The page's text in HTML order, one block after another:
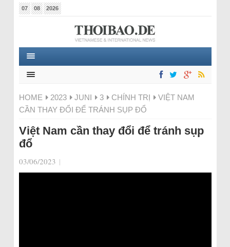
07 08 2026
HOME 2023 JUNI 3 CHÍNH TRỊ
VIỆT NAM
CẦN THAY ĐỔI ĐỂ TRÁNH SỤP ĐỔ
Việt Nam cần thay đổi để tránh sụp
đổ
03/06/2023 |